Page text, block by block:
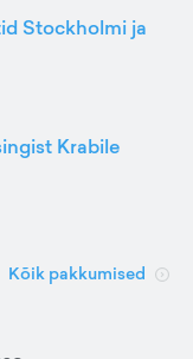
Stockholmi ja
Krabile
Kõik pakkumised